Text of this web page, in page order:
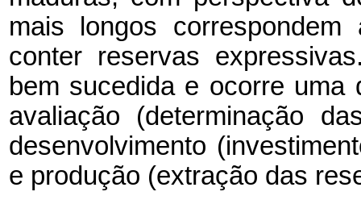
mais longos
conter reservas
bem sucedida e ocorre
avaliação (determinação
desenvolvimento
e produção (extração das